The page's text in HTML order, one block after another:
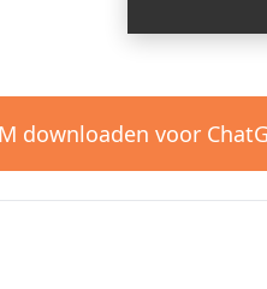
downloaden voor